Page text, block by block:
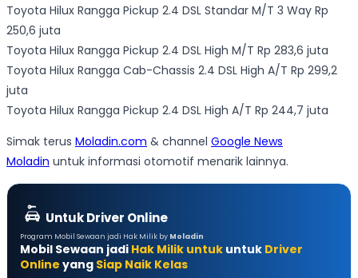
Toyota Hilux Rangga Pickup 2.4 DSL Standar M/T 3 Way Rp
250,6 juta
Toyota Hilux Rangga Pickup 2.4 DSL High M/T Rp 283,6 juta
Toyota Hilux Rangga Cab-Chassis 2.4 DSL High A/T Rp 299,2
juta
Toyota Hilux Rangga Pickup 2.4 DSL High A/T Rp 244,7 juta
Simak terus Moladin.com & channel Google News
Moladin untuk informasi otomotif menarik lainnya.
Untuk Driver Online
Program Mobil Sewaan jadi Hak Milik by Moladin
Mobil Sewaan jadi Hak Milik untuk untuk Driver
Online yang Siap Naik Kelas